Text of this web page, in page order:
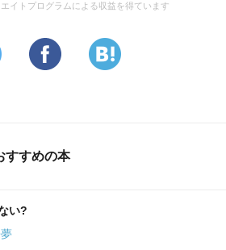
イトプログラムによる収益を得ています
すすめの本
い?